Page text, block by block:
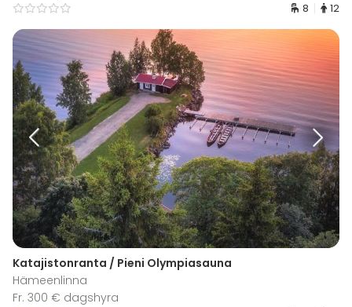
8 12
Katajistonranta / Pieni Olympiasauna
Hämeenlinna
Fr. 300 € dagshyra